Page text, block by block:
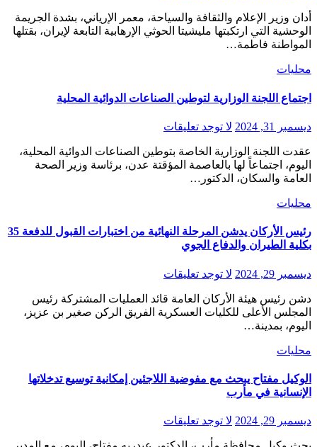
الوحشية التي ارتكبتها مليشيتا الحوثي الإرهابية التابعة لإيران، بقتلها
المواطنة فاطمة…
محليات
اجتماع اللجنة الوزارية لتوطين الصناعات الدوائية المحلية
ديسمبر 31, 2024 لا توجد تعليقات
عقدت اللجنة الوزارية الخاصة بتوطين الصناعات الدوائية المحلية،
اليوم، اجتماعاً لها بالعاصمة المؤقتة عدن، برئاسة وزير الصحة
العامة والسكان، الدكتور…
محليات
رئيس الأركان يدشن المرحلة النهائية من اختبارات القبول للدفعة 35
بكلية الطيران والدفاع الجوي
ديسمبر 29, 2024 لا توجد تعليقات
دشن رئيس هيئة الأركان العامة قائد العمليات المشتركة رئيس
المجلس الأعلى للكليات العسكرية الفريق الركن صغير بن عزيز،
اليوم، بمدينة…
محليات
الوكيل مفتاح يبحث مع مفوضية اللاجئين إمكانية توسيع تدخلاتها
الإنسانية في مأرب
ديسمبر 29, 2024 لا توجد تعليقات